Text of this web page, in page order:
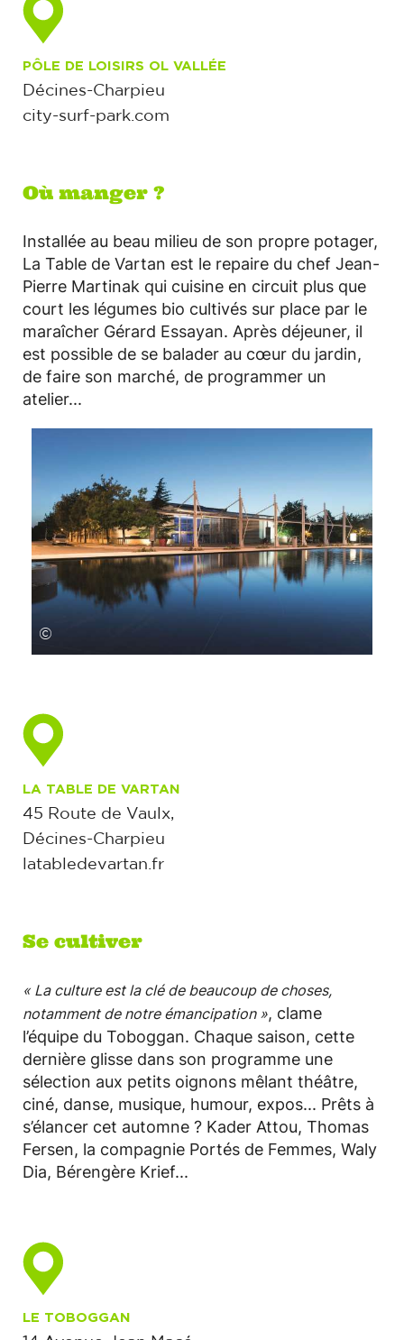
PÔLE DE LOISIRS OL VALLÉE
Décines-Charpieu
city-surf-park.com
Où manger ?
Installée au beau milieu de son propre potager,
La Table de Vartan est le repaire du chef Jean-
Pierre Martinak qui cuisine en circuit plus que
court les légumes bio cultivés sur place par le
maraîcher Gérard Essayan. Après déjeuner, il
est possible de se balader au cœur du jardin,
de faire son marché, de programmer un
atelier...
©
LA TABLE DE VARTAN
45 Route de Vaulx,
Décines-Charpieu
latabledevartan.fr
Se cultiver
« La culture est la clé de beaucoup de choses,
notamment de notre émancipation », clame
l’équipe du Toboggan. Chaque saison, cette
dernière glisse dans son programme une
sélection aux petits oignons mêlant théâtre,
ciné, danse, musique, humour, expos... Prêts à
s’élancer cet automne ? Kader Attou, Thomas
Fersen, la compagnie Portés de Femmes, Waly
Dia, Bérengère Krief...
LE TOBOGGAN